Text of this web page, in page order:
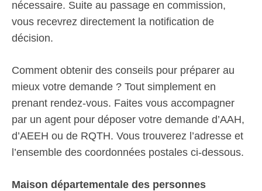
nécessaire. Suite au passage en commission,
vous recevrez directement la notification de
décision.
Comment obtenir des conseils pour préparer au
mieux votre demande ? Tout simplement en
prenant rendez-vous. Faites vous accompagner
par un agent pour déposer votre demande d’AAH,
d’AEEH ou de RQTH. Vous trouverez l’adresse et
l’ensemble des coordonnées postales ci-dessous.
Maison départementale des personnes